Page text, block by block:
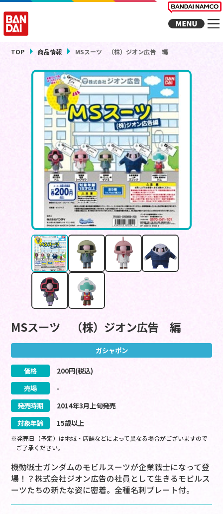
TOP 商品情報 MSスーツ （株）ジオン広告 編
MSスーツ （株）ジオン広告 編
ガシャポン
価格 200円(税込)
売場
-
発売時期
2014年3月 上旬発売
対象年齢
15歳以上
※発売日（予定）は地域・店舗などによって異なる場合がございますので
ご了承ください。
機動戦士ガンダムのモビルスーツが企業戦士になって登
場！？株式会社ジオン広告の社員として生きるモビルス
ーツたちの新たな姿に密着。全種名刺プレート付。